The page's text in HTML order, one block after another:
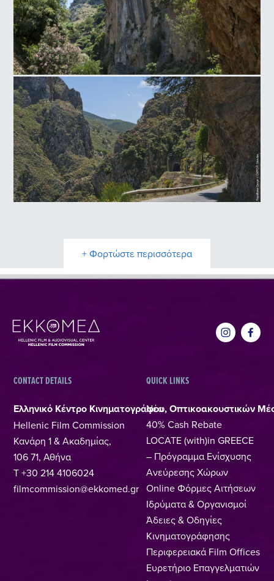
Φαράγγι Θερισού
+ Φορτώστε περισσότερα
CONTACT DETAILS
Ελληνικό Κέντρο Κινηματογράφου, Οπτικοακουστικών
Hellenic Film Commission
Κανάρη 1 & Ακαδημίας,
106 71, Αθήνα
T +30 214 4106024
filmcommission@ekkomed.gr
QUICK LINKS
Νέα
40% Cash Rebate
LOCATE (with)in GREECE
– Πρόγραμμα Ενίσχυσης
Ανεύρεσης Χώρων
Online Φόρμες Αιτήσεων
Ιδρύματα & Οργανισμοί
Άδειες & Οδηγίες
Κινηματογράφησης
Περιφερειακά Film Offices
Ευρετήριο Επαγγελματιών